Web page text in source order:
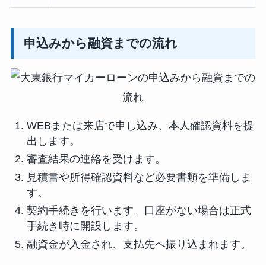
申込みから融資までの流れ
WEBまたは来店で申し込み、本人確認資料を提
出します。
審査結果の連絡を受けます。
見積書や所得確認資料など必要書類を準備しま
す。
契約手続きを行います。口座がない場合は正式
手続き時に開設します。
融資金が入金され、支払先へ振り込まれます。